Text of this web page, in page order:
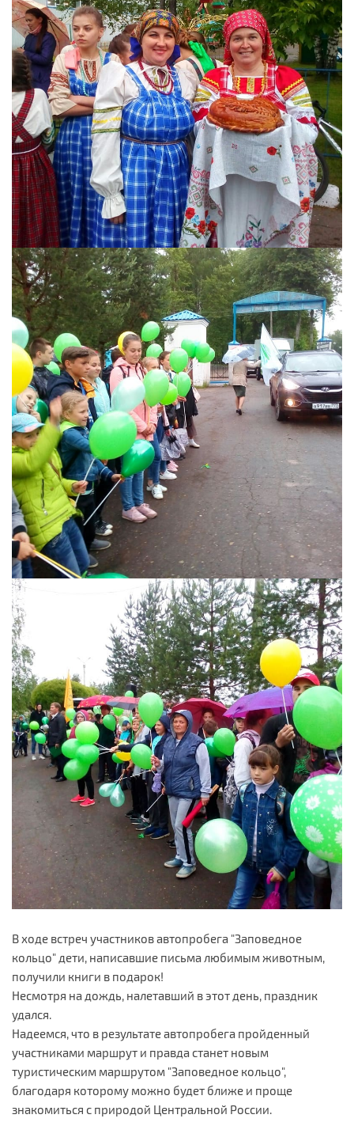
В ходе встреч участников автопробега "Заповедное
кольцо" дети, написавшие письма любимым животным,
получили книги в подарок!
Несмотря на дождь, налетавший в этот день, праздник
удался.
Надеемся, что в результате автопробега пройденный
участниками маршрут и правда станет новым
туристическим маршрутом "Заповедное кольцо",
благодаря которому можно будет ближе и проще
знакомиться с природой Центральной России.